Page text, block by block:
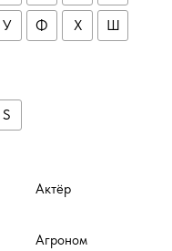
У Ф Х Ш
S
Актёр
Агроном